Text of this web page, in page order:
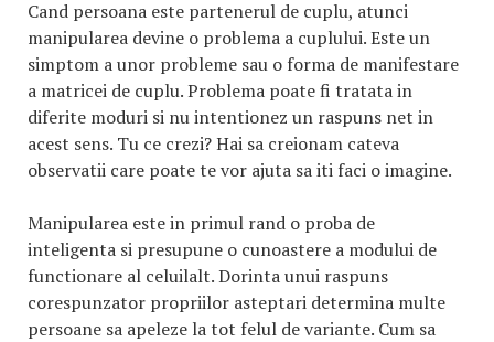
Cand persoana este partenerul de cuplu, atunci
manipularea devine o problema a cuplului. Este un
simptom a unor probleme sau o forma de manifestare
a matricei de cuplu. Problema poate fi tratata in
diferite moduri si nu intentionez un raspuns net in
acest sens. Tu ce crezi? Hai sa creionam cateva
observatii care poate te vor ajuta sa iti faci o imagine.
Manipularea este in primul rand o proba de
inteligenta si presupune o cunoastere a modului de
functionare al celuilalt. Dorinta unui raspuns
corespunzator propriilor asteptari determina multe
persoane sa apeleze la tot felul de variante. Cum sa